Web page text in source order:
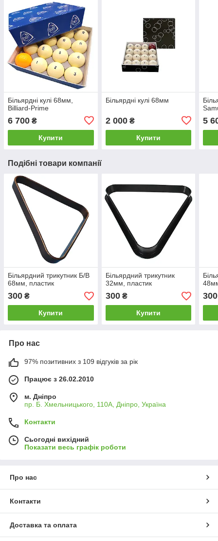
Більярдні кулі 68мм,
Billiard-Prime
6 700 ₴
Купити
Більярдні кулі 68мм
2 000₴
Купити
5
Подібні товари компанії
Більярдний трикутник Б/В
68мм, пластик
300 ₴
Купити
Більярдний трикутник
32мм, пластик
300₴
Купити
300
Про нас
97% позитивних з 109 відгуків за рік
Працює з 26.02.2010
м. Дніпро
пр. Б. Хмельницького, 110А, Дніпро, Україна
Контакти
Сьогодні вихідний
Показати весь графік роботи
Про нас
Контакти
Доставка та оплата